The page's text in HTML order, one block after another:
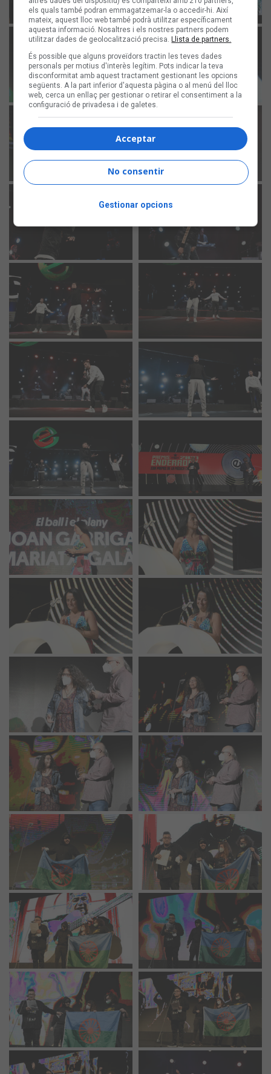
els quals també podran emmagatzemar-la o accedir-hi. Així
mateix, aquest lloc web també podrà utilitzar específicament
aquesta informació. Nosaltres i els nostres partners podem
utilitzar dades de geolocalització precisa. Llista de partners.
És possible que alguns proveïdors tractin les teves dades
personals per motius d'interès legítim. Pots indicar la teva
disconformitat amb aquest tractament gestionant les opcions
següents. A la part inferior d'aquesta pàgina o al menú del lloc
web, cerca un enllaç per gestionar o retirar el consentiment a la
configuració de privadesa i de galetes.
Acceptar
No consentir
Gestionar opcions